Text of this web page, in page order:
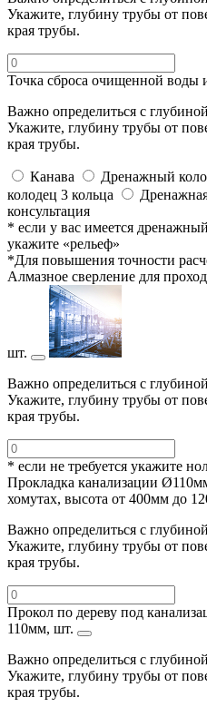
Укажите, глубину трубы от
края трубы.
Точка сброса очищенной воды
Важно определиться с
Укажите, глубину трубы от
края трубы.
Канава Дренажный
колодец 3 кольца
консультация
* если у вас имеется
укажите «рельеф»
*Для повышения точности
Алмазное сверление для
шт.
Важно определиться с
Укажите, глубину трубы от
края трубы.
* если не требуется укажите
Прокладка канализации
хомутах, высота от 400мм до
Важно определиться с
Укажите, глубину трубы от
края трубы.
Прокол по дереву под
110мм, шт.
Важно определиться с
Укажите, глубину трубы от
края трубы.